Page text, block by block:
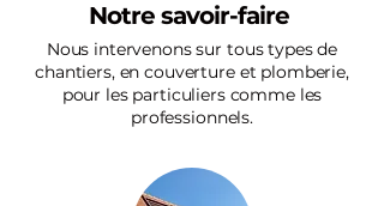
Notre savoir-faire
Nous intervenons sur tous types de
chantiers, en couverture et plomberie,
pour les particuliers comme les
professionnels.